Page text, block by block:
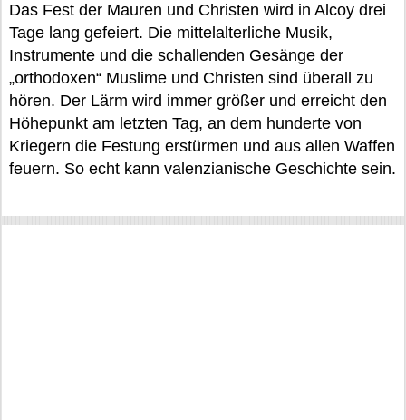
Das Fest der Mauren und Christen wird in Alcoy drei
Tage lang gefeiert. Die mittelalterliche Musik,
Instrumente und die schallenden Gesänge der
„orthodoxen“ Muslime und Christen sind überall zu
hören. Der Lärm wird immer größer und erreicht den
Höhepunkt am letzten Tag, an dem hunderte von
Kriegern die Festung erstürmen und aus allen Waffen
feuern. So echt kann valenzianische Geschichte sein.